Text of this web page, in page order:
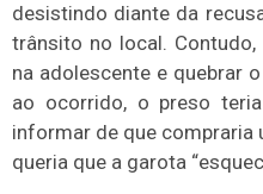
desistindo diante da
trânsito no local.
na adolescente e quebrar
ao ocorrido, o preso
informar de que compraria
queria que a garota